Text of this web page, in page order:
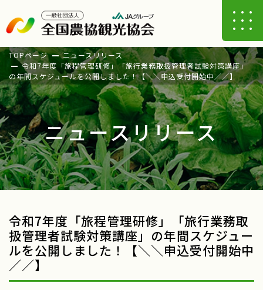
TOPページ
ニュースリリース
令和7年度「旅程管理研修」「旅行業務取扱管理者試験対策講座」
の年間スケジュールを公開しました！【＼＼申込受付開始中／／】
ニュースリリース
令和7年度「旅程管理研修」「旅行業務取
扱管理者試験対策講座」の年間スケジュー
ルを公開しました！【＼＼申込受付開始中
／／】